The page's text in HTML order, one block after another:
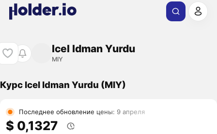
Icel Idman Yurdu
MIY
Курс Icel Idman Yurdu (MIY)
Последнее обновление цены: 9 апреля
$ 0,1327